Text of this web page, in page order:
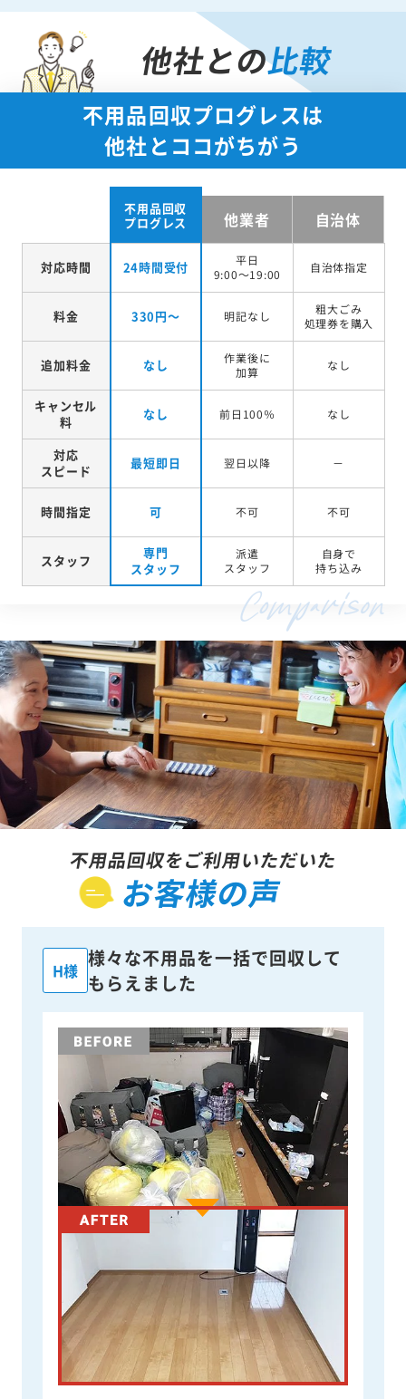
他社との比較
不用品回収プログレスは
他社とココがちがう
不用品回収
プログレス
他業者 自治体
対応時間 24時間受付
平日
9:00～19:00
自治体指定
料金 330円～ 明記なし
粗大ごみ
処理券を購入
追加料金 なし
作業後に
加算
なし
キャンセル
料
なし 前日100％ なし
対応
スピード
最短即日 翌日以降 －
時間指定 可 不可 不可
スタッフ
専門
スタッフ
派遣
スタッフ
自身で
持ち込み
不用品回収をご利用いただいた
お客様の声
H様
様々な不用品を一括で回収して
もらえました